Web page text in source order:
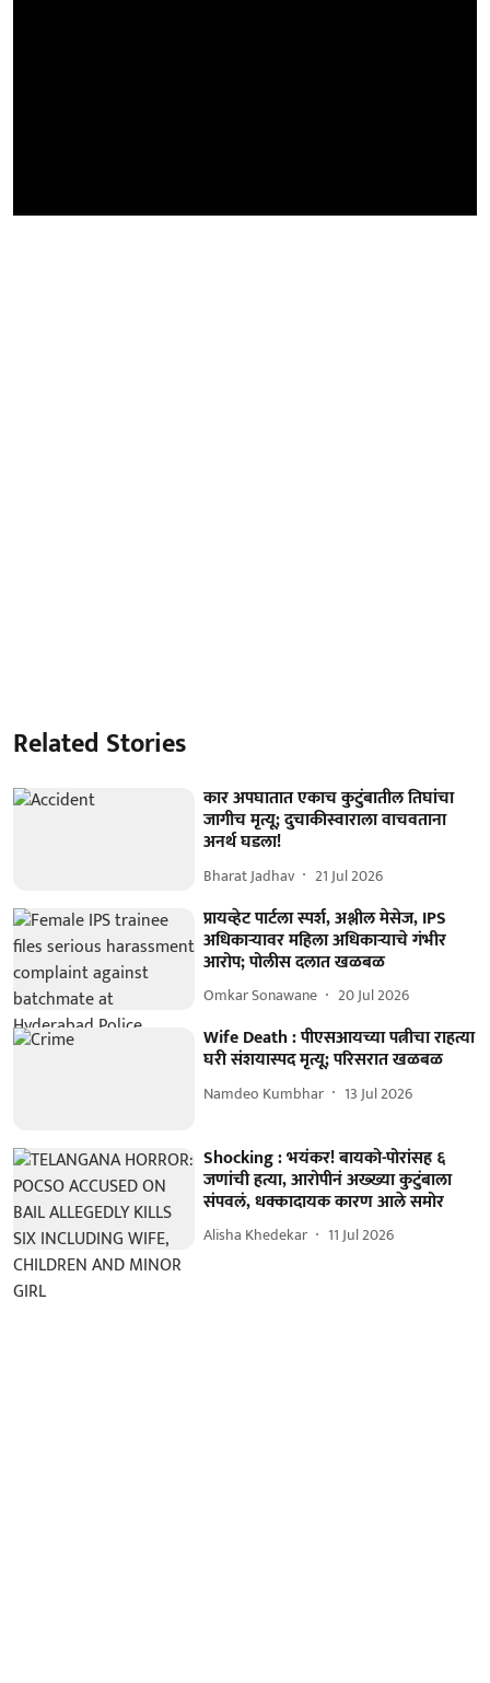
Related Stories
कार अपघातात एकाच कुटुंबातील तिघांचा
जागीच मृत्यू; दुचाकीस्वाराला वाचवताना
अनर्थ घडला!
Bharat Jadhav 21 Jul 2026
प्रायव्हेट पार्टला स्पर्श, अश्लील मेसेज, IPS
अधिकाऱ्यावर महिला अधिकाऱ्याचे गंभीर
आरोप; पोलीस दलात खळबळ
Omkar Sonawane 20 Jul 2026
Wife Death : पीएसआयच्या पत्नीचा राहत्या
घरी संशयास्पद मृत्यू; परिसरात खळबळ
Namdeo Kumbhar 13 Jul 2026
Shocking : भयंकर! बायको-पोरांसह ६
जणांची हत्या, आरोपीनं अख्ख्या कुटुंबाला
संपवलं, धक्कादायक कारण आले समोर
Alisha Khedekar 11 Jul 2026